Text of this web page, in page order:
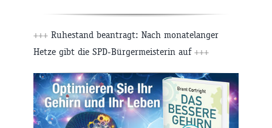
+++ Ruhestand beantragt: Nach monatelanger
Hetze gibt die SPD-Bürgermeisterin auf +++